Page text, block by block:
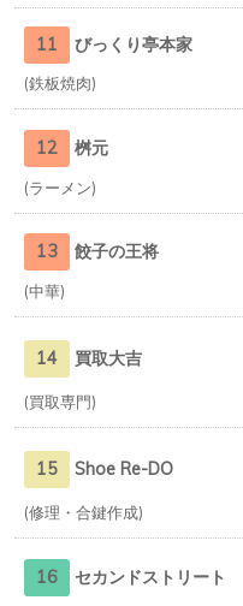
11 びっくり亭本家
鉄板焼肉
12 桝元
ラーメン
13 餃子の王将
中華
14 買取大吉
買取専門
15 Shoe Re-DO
修理・合鍵作成
16 セカンドストリート